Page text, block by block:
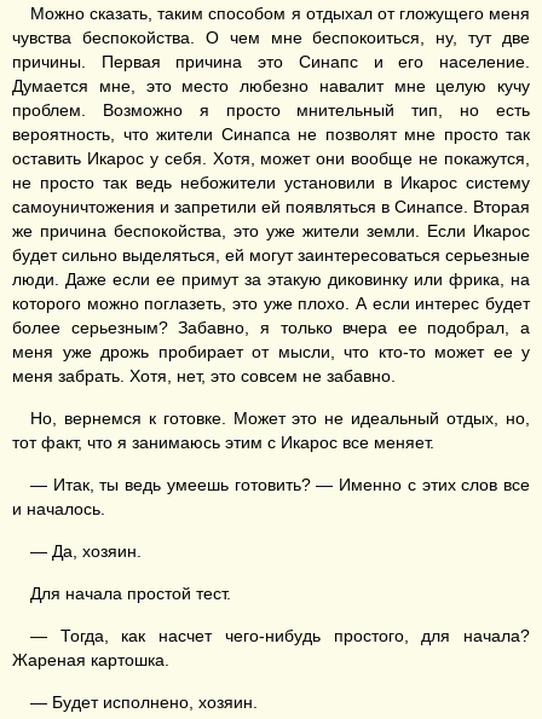
Можно сказать, таким способом я отдыхал от гложущего меня
чувства беспокойства. О чем мне беспокоиться, ну, тут две
причины. Первая причина это Синапс и его население.
Думается мне, это место любезно навалит мне целую кучу
проблем. Возможно я просто мнительный тип, но есть
вероятность, что жители Синапса не позволят мне просто так
оставить Икарос у себя. Хотя, может они вообще не покажутся,
не просто так ведь небожители установили в Икарос систему
самоуничтожения и запретили ей появляться в Синапсе. Вторая
же причина беспокойства, это уже жители земли. Если Икарос
будет сильно выделяться, ей могут заинтересоваться серьезные
люди. Даже если ее примут за этакую диковинку или фрика, на
которого можно поглазеть, это уже плохо. А если интерес будет
более серьезным? Забавно, я только вчера ее подобрал, а
меня уже дрожь пробирает от мысли, что кто-то может ее у
меня забрать. Хотя, нет, это совсем не забавно.
Но, вернемся к готовке. Может это не идеальный отдых, но,
тот факт, что я занимаюсь этим с Икарос все меняет.
— Итак, ты ведь умеешь готовить? — Именно с этих слов все
и началось.
— Да, хозяин.
Для начала простой тест.
— Тогда, как насчет чего-нибудь простого, для начала?
Жареная картошка.
— Будет исполнено, хозяин.